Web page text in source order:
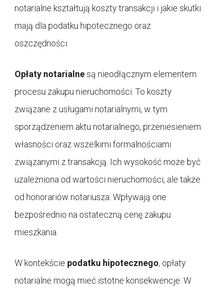
notarialne kształtują koszty transakcji i jakie skutki
mają dla podatku hipotecznego oraz
oszczędności.
Opłaty notarialnesą nieodłącznym elementem
procesu zakupu nieruchomości. To koszty
związane z usługami notarialnymi, w tym
sporządzeniem aktu notarialnego, przeniesieniem
własności oraz wszelkimi formalnościami
związanymi z transakcją. Ich wysokość może być
uzależniona od wartości nieruchomości, ale także
od honorariów notariusza. Wpływają one
bezpośrednio na ostateczną cenę zakupu
mieszkania.
W kontekście podatku hipotecznego, opłaty
notarialne mogą mieć istotne konsekwencje. W